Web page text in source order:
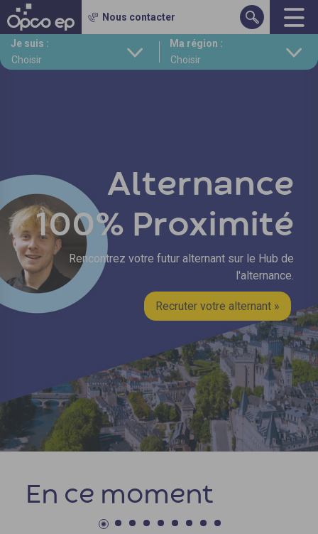
Gestion des cookies
Aller
contenu
Je suis : Ma région :
Nous contacter
Alternance
100% Proximité
Rencontrez votre futur alternant sur le Hub de
l'alternance.
Recruter votre alternant »
En ce moment